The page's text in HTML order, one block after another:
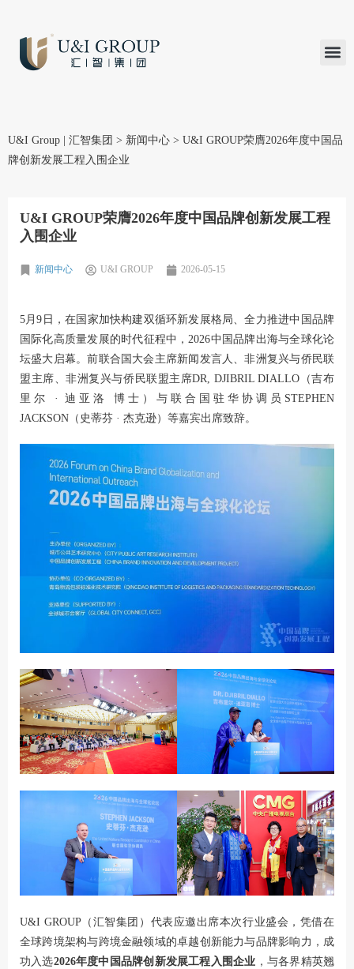
U&I Group | 汇智集团 > 新闻中心 > U&I GROUP荣膺2026年度中国品
牌创新发展工程入围企业
U&I GROUP荣膺2026年度中国品牌创新发展工程
入围企业
新闻中心 U&I GROUP 2026-05-15
5月9日，在国家加快构建双循环新发展格局、全力推进中国品牌
国际化高质量发展的时代征程中，2026中国品牌出海与全球化论
坛盛大启幕。前联合国大会主席新闻发言人、非洲复兴与侨民联
盟主席、非洲复兴与侨民联盟主席DR, DJIBRIL DIALLO（吉布
里尔 · 迪亚洛 博士）与联合国驻华协调员STEPHEN
JACKSON（史蒂芬 · 杰克逊）等嘉宾出席致辞。
U&I GROUP（汇智集团）代表应邀出席本次行业盛会，凭借在
全球跨境架构与跨境金融领域的卓越创新能力与品牌影响力，成
功入选2026年度中国品牌创新发展工程入围企业 ，与各界精英翘